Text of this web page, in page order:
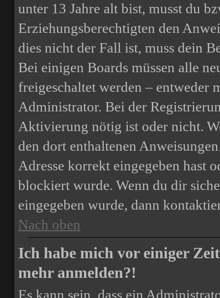
unter 13 Jahre alt bist, musst du
Erziehungsberechtigten den
dies nicht der Fall ist, muss dein
Bei einigen Boards müssen alle
freigeschaltet werden – entweder
Administrator. Bei der
Aktivierung nötig ist oder nicht.
den dort enthaltenen
Adresse korrekt eingegeben hast
blockiert wurde. Wenn du dir
eingegeben wurde, dann
Nach oben
Ich habe mich vor einiger
mehr anmelden?!
Es kann sein, dass ein